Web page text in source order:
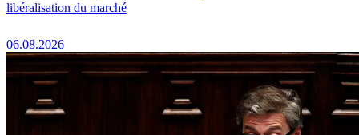
libéralisation du marché
06.08.2026